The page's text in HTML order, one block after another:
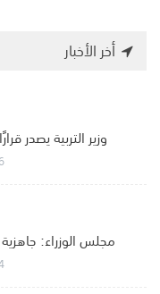
أخر الأخبار
وزير التربية يصدر
مجلس الوزراء: